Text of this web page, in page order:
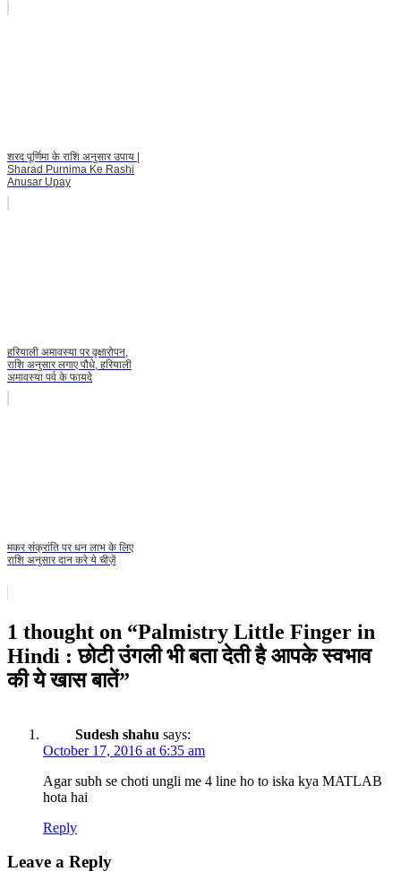
शरद पूर्णिमा के राशि अनुसार उपाय |
Sharad Purnima Ke Rashi
Anusar Upay
हरियाली अमावस्या पर वृक्षारोपन,
राशि अनुसार लगाए पौधे, हरियाली
अमावस्या पर्व के फायदे
मकर संक्रांति पर धन लाभ के लिए
राशि अनुसार दान करे ये चीज़ें
1 thought on “Palmistry Little Finger in
Hindi : छोटी उंगली भी बता देती है आपके स्वभाव
की ये खास बातें”
Sudesh shahu says:
October 17, 2016 at 6:35 am
Agar subh se choti ungli me 4 line ho to iska kya MATLAB
hota hai
Reply
Leave a Reply